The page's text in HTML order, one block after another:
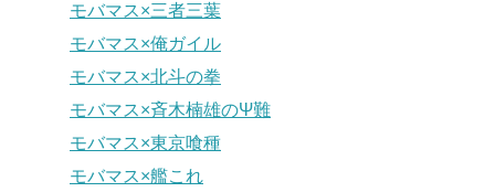
モバマス×三者三葉
モバマス×俺ガイル
モバマス×北斗の拳
モバマス×斉木楠雄のΨ難
モバマス×東京喰種
モバマス×艦これ